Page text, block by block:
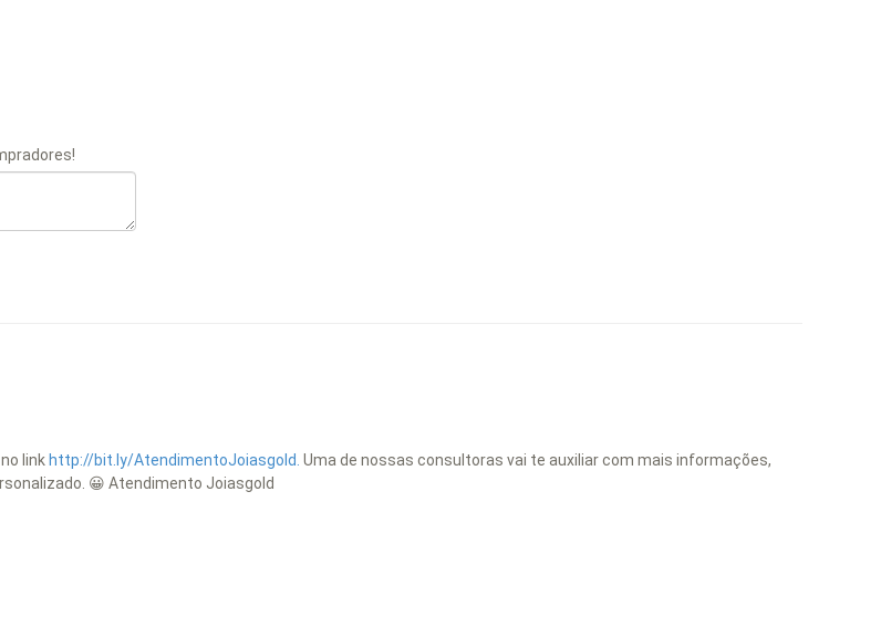
link http://bit.ly/AtendimentoJoiasgold. Uma de nossas consultoras vai te auxiliar com mais informações,
😀 Atendimento Joiasgold